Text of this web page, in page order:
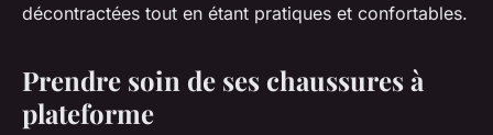
décontractées tout en étant pratiques et confortables.
Prendre soin de ses chaussures à
plateforme